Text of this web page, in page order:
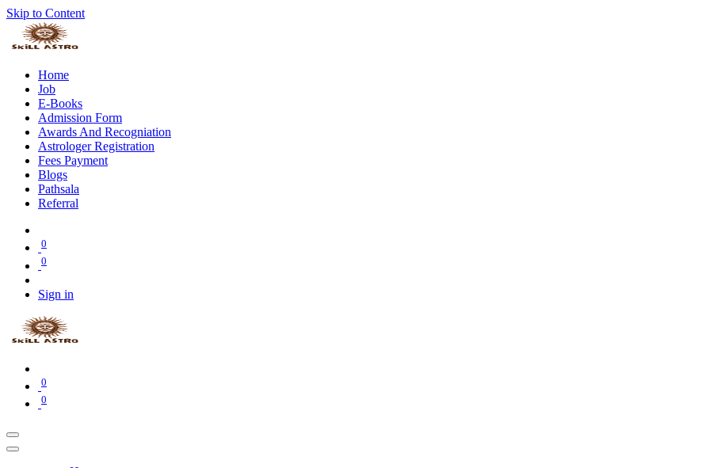
Skip to Content
Home
Job
E-Books
Admission Form
Awards And Recogniation
Astrologer Registration
Fees Payment
Blogs
Pathsala
Referral
0
0
Sign in
0
0